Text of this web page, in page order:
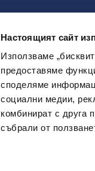
Настоящият сайт
Използваме
предоставяме
споделяме
социални медии,
комбинират с друга
събрали от